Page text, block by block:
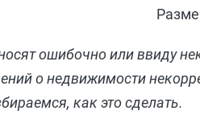
ошибочно или ввиду
о недвижимости
как это сделать.